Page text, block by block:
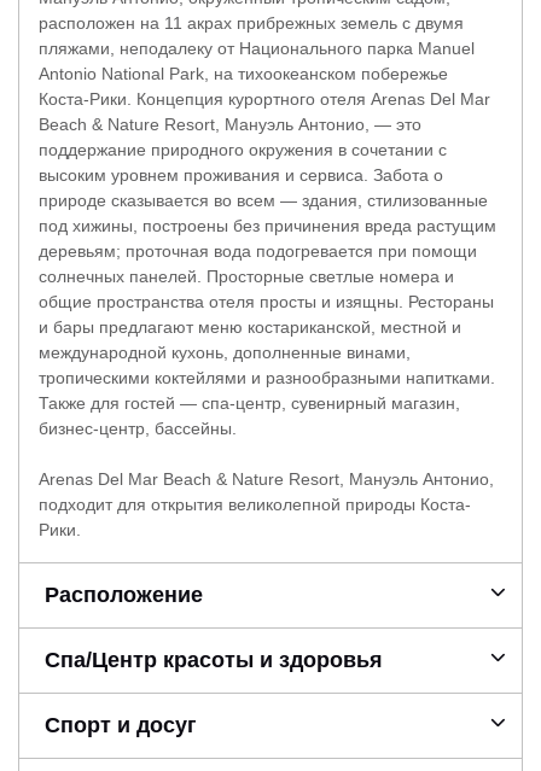
расположен на 11 акрах прибрежных земель с двумя
пляжами, неподалеку от Национального парка Manuel
Antonio National Park, на тихоокеанском побережье
Коста-Рики. Концепция курортного отеля Arenas Del Mar
Beach & Nature Resort, Мануэль Антонио, — это
поддержание природного окружения в сочетании с
высоким уровнем проживания и сервиса. Забота о
природе сказывается во всем — здания, стилизованные
под хижины, построены без причинения вреда растущим
деревьям; проточная вода подогревается при помощи
солнечных панелей. Просторные светлые номера и
общие пространства отеля просты и изящны. Рестораны
и бары предлагают меню костариканской, местной и
международной кухонь, дополненные винами,
тропическими коктейлями и разнообразными напитками.
Также для гостей — спа-центр, сувенирный магазин,
бизнес-центр, бассейны.
Arenas Del Mar Beach & Nature Resort, Мануэль Антонио,
подходит для открытия великолепной природы Коста-
Рики.
Расположение
Спа/Центр красоты и здоровья
Спорт и досуг